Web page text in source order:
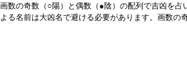
画数の奇数（○陽）と偶数（●陰）の配列で吉凶を占
よる名前は大凶名で避ける必要があります。画数の